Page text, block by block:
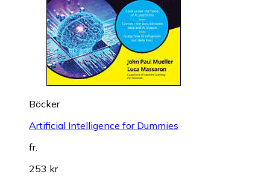
Böcker
Artificial Intelligence for Dummies
fr.
253 kr